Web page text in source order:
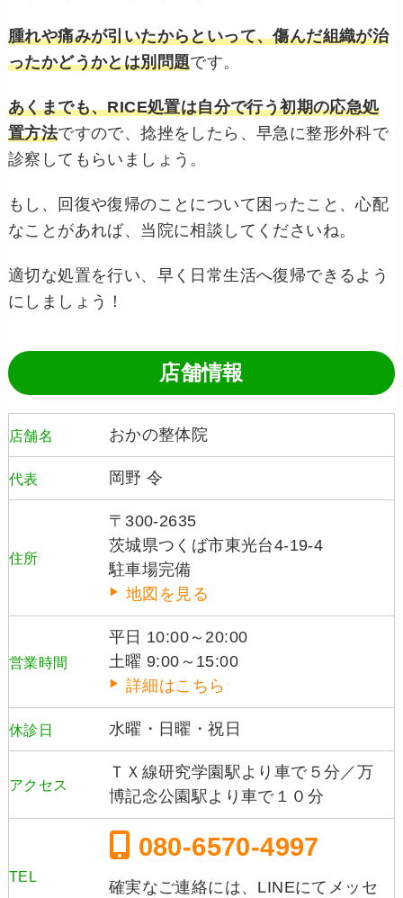
腫れや痛みが引いたからといって、傷んだ組織が治
ったかどうかとは別問題です。
あくまでも、RICE処置は自分で行う初期の応急処
置方法ですので、捻挫をしたら、早急に整形外科で
診察してもらいましょう。
もし、回復や復帰のことについて困ったこと、心配
なことがあれば、当院に相談してくださいね。
適切な処置を行い、早く日常生活へ復帰できるよう
にしましょう！
店舗情報
店舗名 おかの整体院
代表 岡野 令
住所
〒300-2635
茨城県つくば市東光台4-19-4
駐車場完備
地図を見る
営業時間
平日 10:00～20:00
土曜 9:00～15:00
詳細はこちら
休診日 水曜・日曜・祝日
アクセス
ＴＸ線研究学園駅より車で５分／万
博記念公園駅より車で１０分
TEL
080-6570-4997
確実なご連絡には、LINEにてメッセ